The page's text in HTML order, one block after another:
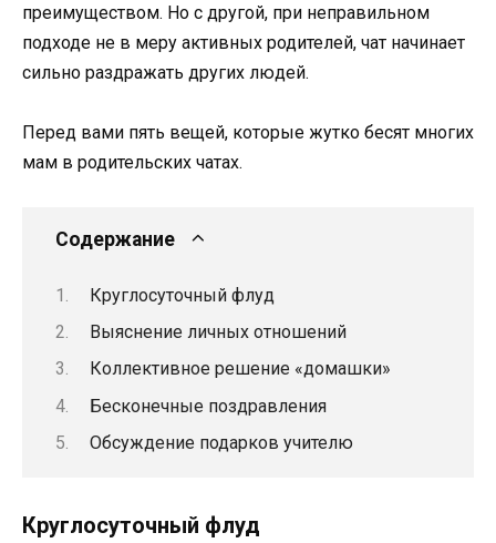
преимуществом. Но с другой, при неправильном
подходе не в меру активных родителей, чат начинает
сильно раздражать других людей.
Перед вами пять вещей, которые жутко бесят многих
мам в родительских чатах.
Содержание
Круглосуточный флуд
Выяснение личных отношений
Коллективное решение «домашки»
Бесконечные поздравления
Обсуждение подарков учителю
Круглосуточный флуд